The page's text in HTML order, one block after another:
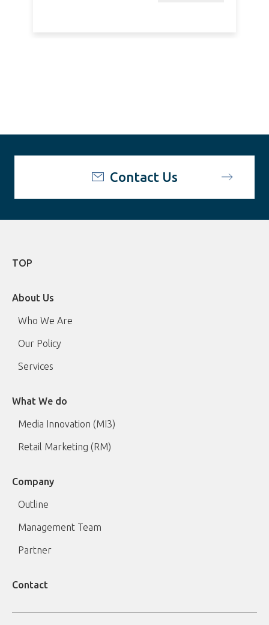
Contact Us
TOP
About Us
Who We Are
Our Policy
Services
What We do
Media Innovation (MI3)
Retail Marketing (RM)
Company
Outline
Management Team
Partner
Contact